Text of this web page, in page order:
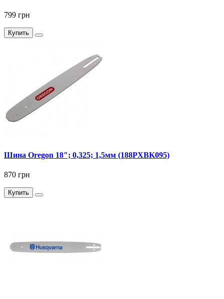
799 грн
Купить
Шина Oregon 18"; 0,325; 1,5мм (188PXBK095)
870 грн
Купить